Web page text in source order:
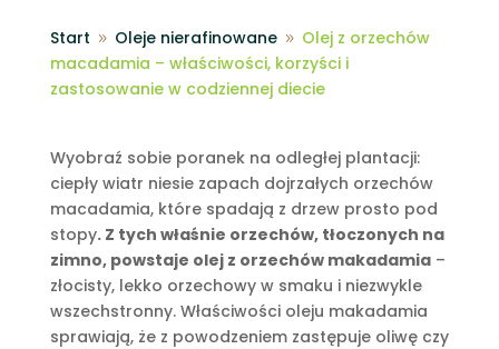
Start 9 Oleje nierafinowane 9 Olej z orzechów
macadamia – właściwości, korzyści i
zastosowanie w codziennej diecie
Wyobraź sobie poranek na odległej plantacji:
ciepły wiatr niesie zapach dojrzałych orzechów
macadamia, które spadają z drzew prosto pod
stopy. Z tych właśnie orzechów, tłoczonych na
zimno, powstaje olej z orzechów makadamia–
złocisty, lekko orzechowy w smaku i niezwykle
wszechstronny. Właściwości oleju makadamia
sprawiają, że z powodzeniem zastępuje oliwę czy